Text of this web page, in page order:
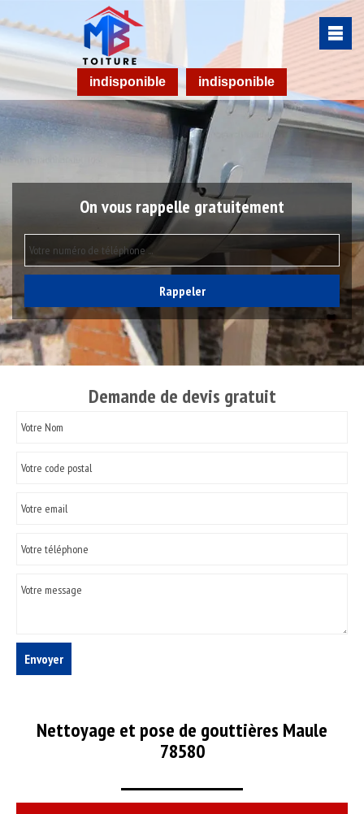
indisponible indisponible
On vous rappelle gratuitement
Demande de devis gratuit
Nettoyage et pose de gouttières Maule
78580